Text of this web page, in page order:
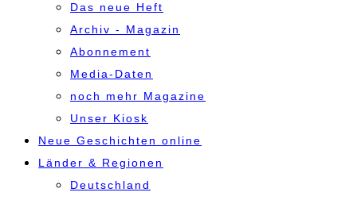
Das neue Heft
Archiv - Magazin
Abonnement
Media-Daten
noch mehr Magazine
Unser Kiosk
Neue Geschichten online
Länder & Regionen
Deutschland